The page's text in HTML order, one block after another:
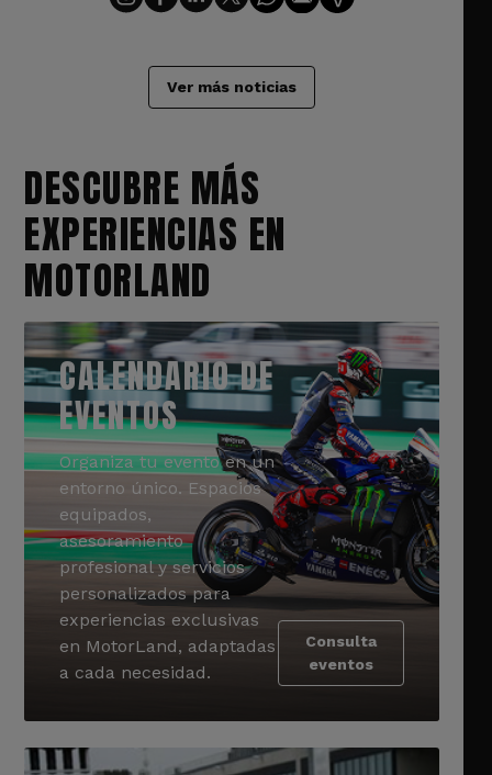
Ver más noticias
DESCUBRE MÁS
EXPERIENCIAS EN
MOTORLAND
CALENDARIO DE
EVENTOS
Organiza tu evento en un
entorno único. Espacios
equipados,
asesoramiento
profesional y servicios
personalizados para
experiencias exclusivas
en MotorLand, adaptadas
a cada necesidad.
Consulta
eventos